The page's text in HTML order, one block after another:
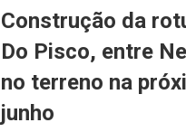
Construção da
Do Pisco, entre
no terreno na
junho